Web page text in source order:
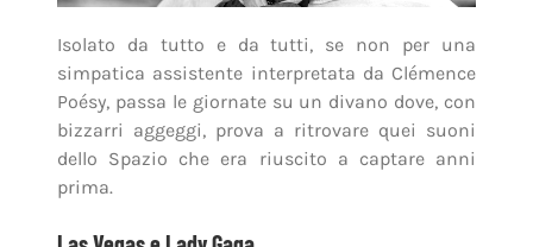
Isolato da tutto e da tutti, se non per una
simpatica assistente interpretata da Clémence
Poésy, passa le giornate su un divano dove, con
bizzarri aggeggi, prova a ritrovare quei suoni
dello Spazio che era riuscito a captare anni
prima.